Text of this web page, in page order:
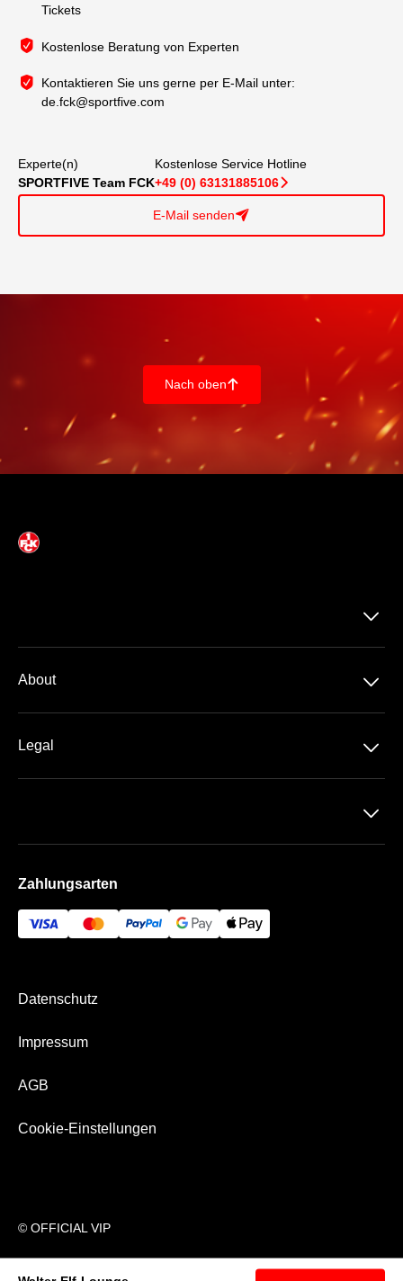
Tickets
Kostenlose Beratung von Experten
Kontaktieren Sie uns gerne per E-Mail unter:
de.fck@sportfive.com
Experte(n)
SPORTFIVE Team FCK
Kostenlose Service Hotline
+49 (0) 63131885106􀆊
E-Mail senden􀈠
Nach oben􀄨
􀆈
About 􀆈
Legal 􀆈
􀆈
Zahlungsarten
© OFFICIAL VIP
Datenschutz
Impressum
AGB
Cookie-Einstellungen